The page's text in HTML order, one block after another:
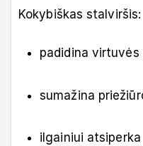
Kokybiškas stalviršis:
padidina
sumažina
ilgainiui atsiperka